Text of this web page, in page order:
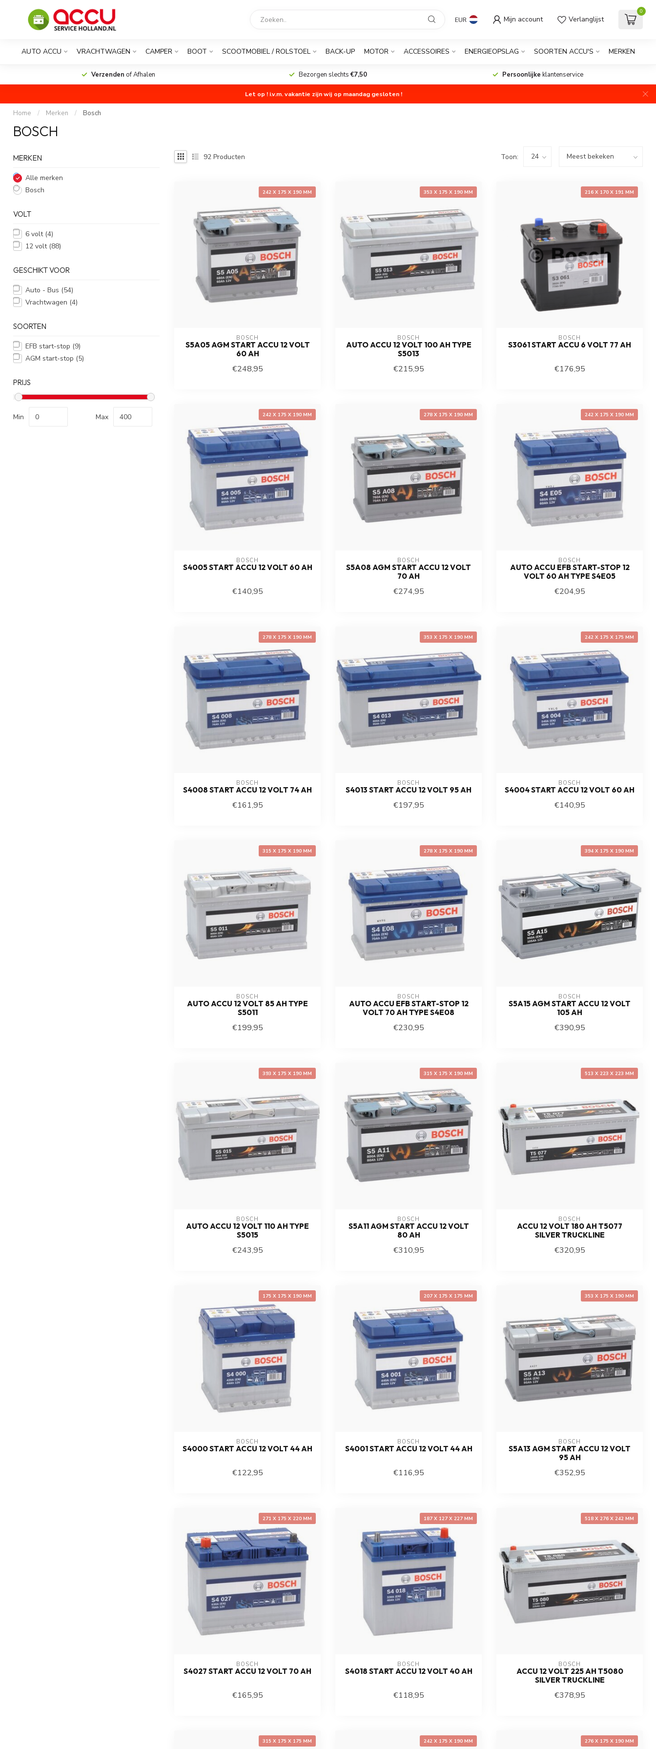
EUR Mijn account Verlanglijst
0
AUTO ACCU VRACHTWAGEN CAMPER BOOT SCOOTMOBIEL / ROLSTOEL BACK-UP MOTOR ACCESSOIRES ENERGIEOPSLAG SOORTEN ACCU'S MERKEN
Verzenden of Afhalen Bezorgen slechts€7,50 Persoonlijke klantenservice
Let op ! i.v.m. vakantie zijn wij op maandag gesloten !
Home / Merken / Bosch
BOSCH
MERKEN
Alle merken
Bosch
VOLT
6 volt (4)
12 volt (88)
GESCHIKT VOOR
Auto - Bus (54)
Vrachtwagen (4)
SOORTEN
EFB start-stop (9)
AGM start-stop (5)
PRIJS
Min Max
92 Producten Toon:
242 X 175 X 190 MM
BOSCH
S5A05 AGM START ACCU 12 VOLT
60 AH
€248,95
353 X 175 X 190 MM
BOSCH
AUTO ACCU 12 VOLT 100 AH TYPE
S5013
€215,95
216 X 170 X 191 MM
BOSCH
S3061 START ACCU 6 VOLT 77 AH
€176,95
242 X 175 X 190 MM
BOSCH
S4005 START ACCU 12 VOLT 60 AH
€140,95
278 X 175 X 190 MM
BOSCH
S5A08 AGM START ACCU 12 VOLT
70 AH
€274,95
242 X 175 X 190 MM
BOSCH
AUTO ACCU EFB START-STOP 12
VOLT 60 AH TYPE S4E05
€204,95
278 X 175 X 190 MM
BOSCH
S4008 START ACCU 12 VOLT 74 AH
€161,95
353 X 175 X 190 MM
BOSCH
S4013 START ACCU 12 VOLT 95 AH
€197,95
242 X 175 X 175 MM
BOSCH
S4004 START ACCU 12 VOLT 60 AH
€140,95
315 X 175 X 190 MM
BOSCH
AUTO ACCU 12 VOLT 85 AH TYPE
S5011
€199,95
278 X 175 X 190 MM
BOSCH
AUTO ACCU EFB START-STOP 12
VOLT 70 AH TYPE S4E08
€230,95
394 X 175 X 190 MM
BOSCH
S5A15 AGM START ACCU 12 VOLT
105 AH
€390,95
393 X 175 X 190 MM
BOSCH
AUTO ACCU 12 VOLT 110 AH TYPE
S5015
€243,95
315 X 175 X 190 MM
BOSCH
S5A11 AGM START ACCU 12 VOLT
80 AH
€310,95
513 X 223 X 223 MM
BOSCH
ACCU 12 VOLT 180 AH T5077
SILVER TRUCKLINE
€320,95
175 X 175 X 190 MM
BOSCH
S4000 START ACCU 12 VOLT 44 AH
€122,95
207 X 175 X 175 MM
BOSCH
S4001 START ACCU 12 VOLT 44 AH
€116,95
353 X 175 X 190 MM
BOSCH
S5A13 AGM START ACCU 12 VOLT
95 AH
€352,95
271 X 175 X 220 MM
BOSCH
S4027 START ACCU 12 VOLT 70 AH
€165,95
187 X 127 X 227 MM
BOSCH
S4018 START ACCU 12 VOLT 40 AH
€118,95
518 X 276 X 242 MM
BOSCH
ACCU 12 VOLT 225 AH T5080
SILVER TRUCKLINE
€378,95
315 X 175 X 175 MM 242 X 175 X 190 MM 276 X 175 X 190 MM